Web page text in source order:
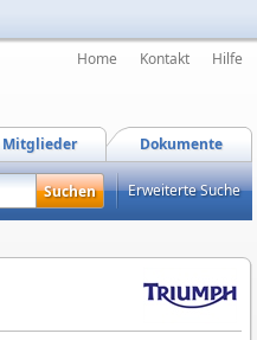
Home Kontakt Hilfe
Dokumente
Mitglieder
Erweiterte Suche